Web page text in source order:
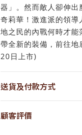
器」。然而敵人卻伸
奇莉華！激進派的領
地之民的內戰何時才
帶全新的裝備，前往
20日上市)
送貨及付款方式
顧客評價